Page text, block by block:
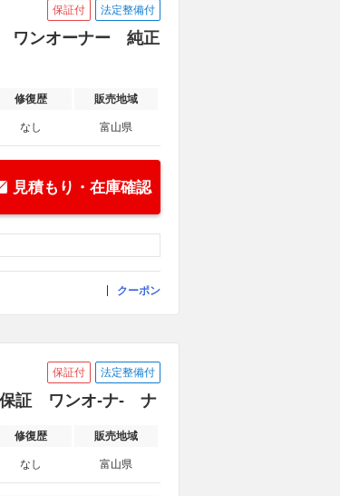
保証付 法定整備付
ワンオーナー 純正
修復歴 販売地域
なし 富山県
見積もり・在庫確認
クーポン
保証付 法定整備付
保証 ワンオ-ナ- ナ
修復歴 販売地域
なし 富山県